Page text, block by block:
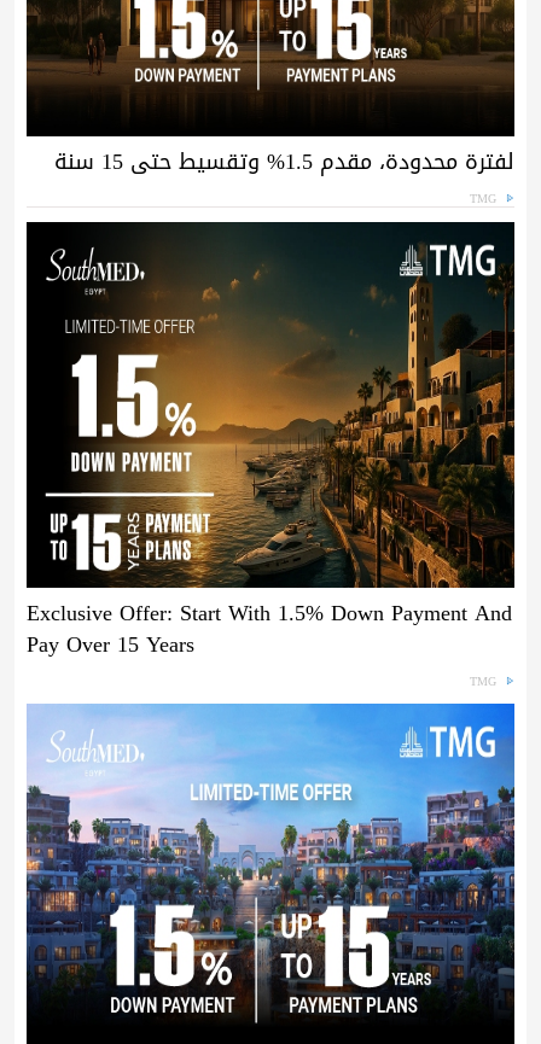
لفترة محدودة، مقدم 1.5% وتقسيط حتى 15 سنة
TMG
Exclusive Offer: Start With 1.5% Down Payment And
Pay Over 15 Years
TMG